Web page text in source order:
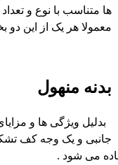
ها متناسب با نوع و
معمولا هر یک از این
بدنه منهول
بدلیل ویژگی ها و
جانبی و یک وجه کف
می شود .